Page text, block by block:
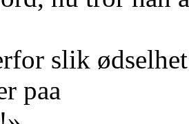
slik
paa